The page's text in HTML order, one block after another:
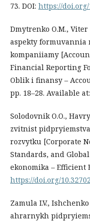
73. DOI: https://doi.org/
Dmytrenko O.M.,
aspekty
kompaniiamy
Financial Reporting
Oblik i finansy –
pp. 18–28. Available at:
Solodovnik O.O.,
zvitnist
rozvytku [Corporate
Standards, and
ekonomika – Efficient
https://doi.org/
Zamula I.V.,
ahrarnykh